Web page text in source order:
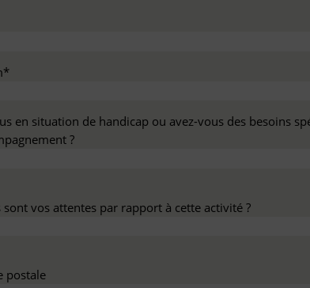
en situation de handicap ou avez-vous des besoins
?
sont vos attentes par rapport à cette activité ?
postale